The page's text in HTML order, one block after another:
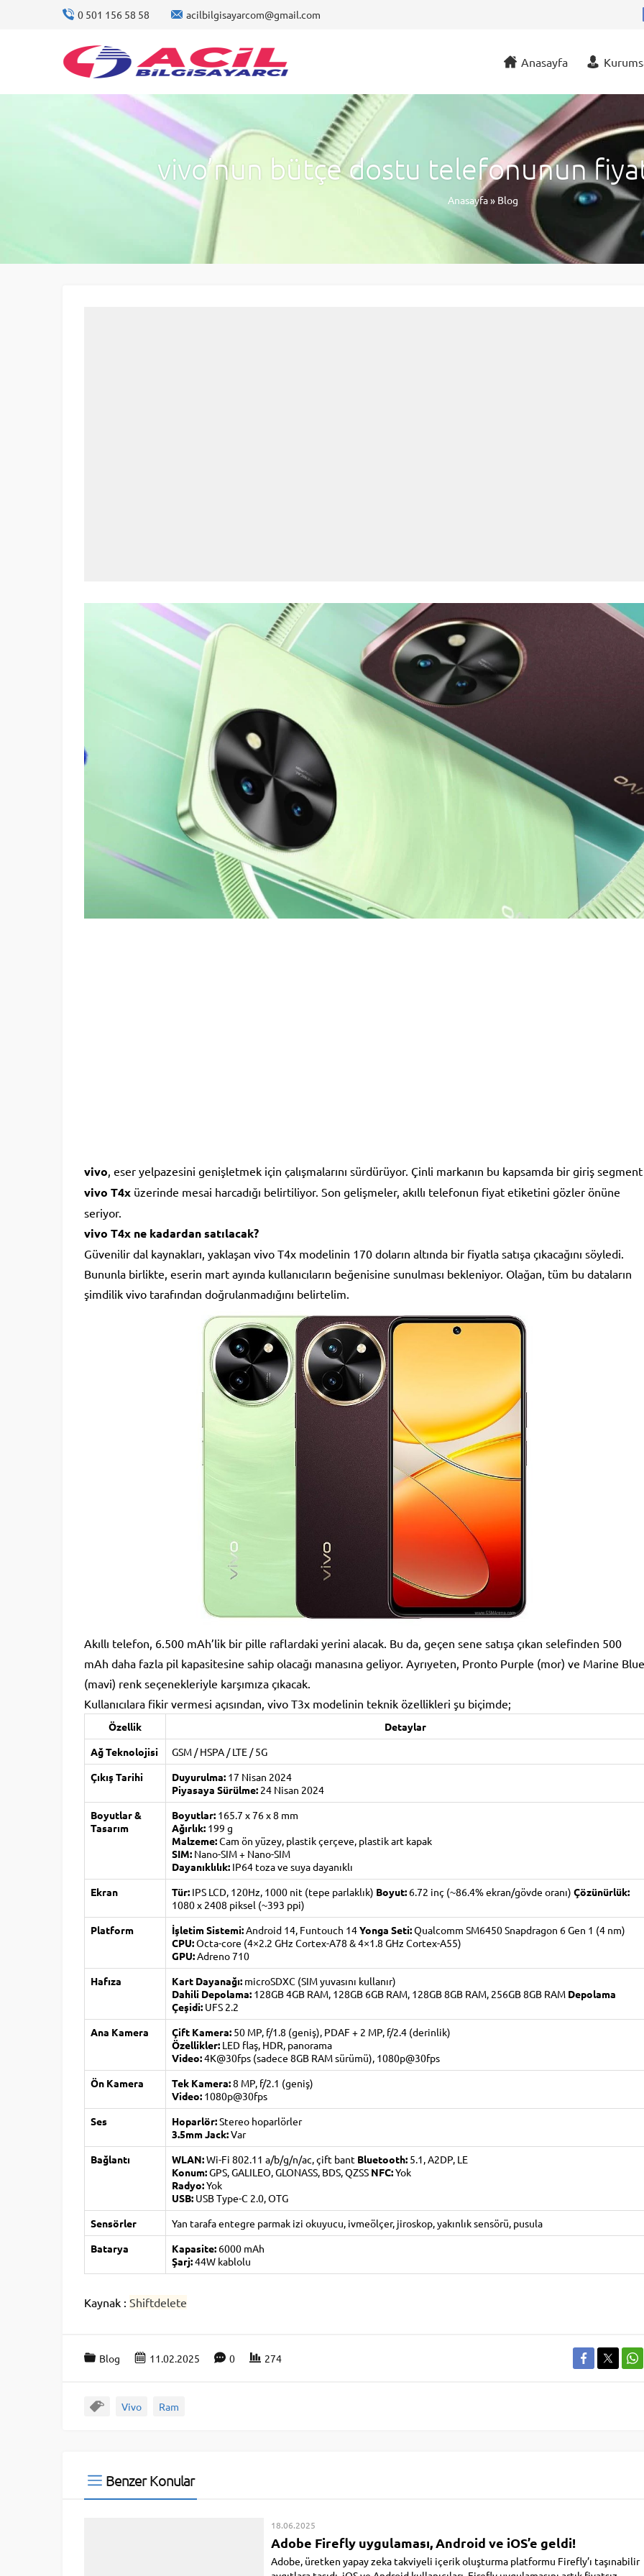
0 501 156 58 58 acilbilgisayarcom@gmail.com
Anasayfa
vivo’nun bütçe dostu telefonunun
Anasayfa» Blog
vivo , eser yelpazesini genişletmek için çalışmalarını sürdürüyor. Çinli markanın bu kapsamda bir giriş segment
vivo T4x üzerinde mesai harcadığı belirtiliyor. Son gelişmeler, akıllı telefonun fiyat etiketini gözler önüne
seriyor.
vivo T4x ne kadardan satılacak?
Güvenilir dal kaynakları, yaklaşan vivo T4x modelinin 170 doların altında bir fiyatla satışa çıkacağını söyledi.
Bununla birlikte, eserin mart ayında kullanıcıların beğenisine sunulması bekleniyor. Olağan, tüm bu dataların
şimdilik vivo tarafından doğrulanmadığını belirtelim.
Akıllı telefon, 6.500 mAh’lik bir pille raflardaki yerini alacak. Bu da, geçen sene satışa çıkan selefinden 500
mAh daha fazla pil kapasitesine sahip olacağı manasına geliyor. Ayrıyeten, Pronto Purple (mor) ve Marine Blue
(mavi) renk seçenekleriyle karşımıza çıkacak.
Kullanıcılara fikir vermesi açısından, vivo T3x modelinin teknik özellikleri şu biçimde;
Özellik
Detaylar
Ağ Teknolojisi
GSM / HSPA / LTE / 5G
Çıkış Tarihi
Duyurulma: 17 Nisan 2024
Piyasaya Sürülme: 24 Nisan 2024
Boyutlar &
Tasarım
Boyutlar: 165.7 x 76 x 8 mm
Ağırlık: 199 g
Malzeme:Cam ön yüzey, plastik çerçeve, plastik art kapak
SIM: Nano-SIM + Nano-SIM
Dayanıklılık: IP64 toza ve suya dayanıklı
Ekran
Tür: IPS LCD, 120Hz, 1000 nit (tepe parlaklık) Boyut: 6.72 inç (~86.4% ekran/gövde oranı) Çözünürlük:
1080 x 2408 piksel (~393 ppi)
Platform
İşletim Sistemi:Android 14, Funtouch 14Yonga Seti:Qualcomm SM6450 Snapdragon 6 Gen 1 (4 nm)
CPU:Octa-core (4×2.2 GHz Cortex-A78 & 4×1.8 GHz Cortex-A55)
GPU:Adreno 710
Hafıza
Kart Dayanağı: microSDXC (SIM yuvasını kullanır)
Dahili Depolama: 128GB 4GB RAM, 128GB 6GB RAM, 128GB 8GB RAM, 256GB 8GB RAM Depolama
Çeşidi: UFS 2.2
Ana Kamera
Çift Kamera: 50 MP, f/1.8 (geniş), PDAF + 2 MP, f/2.4 (derinlik)
Özellikler: LED flaş, HDR, panorama
Video:4K@30fps (sadece 8GB RAM sürümü), 1080p@30fps
Ön Kamera
Tek Kamera:8 MP, f/2.1 (geniş)
Video: 1080p@30fps
Ses
Hoparlör:Stereo hoparlörler
3.5mm Jack:Var
Bağlantı
WLAN:Wi-Fi 802.11 a/b/g/n/ac, çift bant Bluetooth: 5.1, A2DP, LE
Konum:GPS, GALILEO, GLONASS, BDS, QZSS NFC:Yok
Radyo:Yok
USB: USB Type-C 2.0, OTG
Sensörler
Yan tarafa entegre parmak izi okuyucu, ivmeölçer, jiroskop, yakınlık sensörü, pusula
Batarya
Kapasite: 6000 mAh
Şarj:44W kablolu
Kaynak : Shiftdelete
Blog 11.02.2025 0 274
Vivo Ram
Benzer Konular
18.06.2025
Adobe Firefly uygulaması, Android ve iOS’e geldi!
Adobe, üretken yapay zeka takviyeli içerik oluşturma platformu Firefly’ı taşınabilir